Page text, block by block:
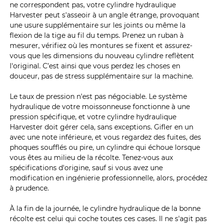
ne correspondent pas, votre cylindre hydraulique
Harvester peut s'asseoir à un angle étrange, provoquant
une usure supplémentaire sur les joints ou même la
flexion de la tige au fil du temps. Prenez un ruban à
mesurer, vérifiez où les montures se fixent et assurez-
vous que les dimensions du nouveau cylindre reflètent
l'original. C’est ainsi que vous perdez les choses en
douceur, pas de stress supplémentaire sur la machine.
Le taux de pression n'est pas négociable. Le système
hydraulique de votre moissonneuse fonctionne à une
pression spécifique, et votre cylindre hydraulique
Harvester doit gérer cela, sans exceptions. Gifler en un
avec une note inférieure, et vous regardez des fuites, des
phoques soufflés ou pire, un cylindre qui échoue lorsque
vous êtes au milieu de la récolte. Tenez-vous aux
spécifications d'origine, sauf si vous avez une
modification en ingénierie professionnelle, alors, procédez
à prudence.
À la fin de la journée, le cylindre hydraulique de la bonne
récolte est celui qui coche toutes ces cases. Il ne s'agit pas